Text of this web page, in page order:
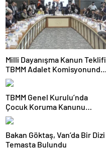
Milli Dayanışma Kanun Teklifi
TBMM Adalet Komisyonunda
kabul edildi
TBMM Genel Kurulu’nda
Çocuk Koruma Kanunu
teklifinde yeni maddeler
kabul edildi
Bakan Göktaş, Van’da Bir Dizi
Temasta Bulundu